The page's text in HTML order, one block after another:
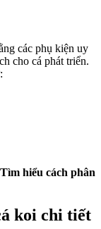
các phụ kiện uy
cho cá phát triển.
hiểu cách phân
koi chi tiết